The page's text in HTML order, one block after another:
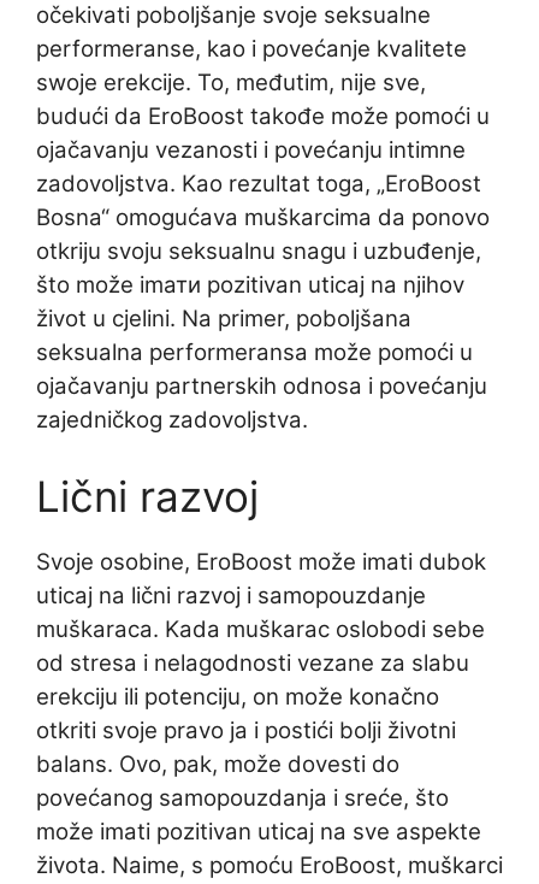
očekivati poboljšanje svoje seksualne
performeranse, kao i povećanje kvalitete
swoje erekcije. To, međutim, nije sve,
budući da EroBoost takođe može pomoći u
ojačavanju vezanosti i povećanju intimne
zadovoljstva. Kao rezultat toga, „EroBoost
Bosna“ omogućava muškarcima da ponovo
otkriju svoju seksualnu snagu i uzbuđenje,
što može imати pozitivan uticaj na njihov
život u cjelini. Na primer, poboljšana
seksualna performeransa može pomoći u
ojačavanju partnerskih odnosa i povećanju
zajedničkog zadovoljstva.
Lični razvoj
Svoje osobine, EroBoost može imati dubok
uticaj na lični razvoj i samopouzdanje
muškaraca. Kada muškarac oslobodi sebe
od stresa i nelagodnosti vezane za slabu
erekciju ili potenciju, on može konačno
otkriti svoje pravo ja i postići bolji životni
balans. Ovo, pak, može dovesti do
povećanog samopouzdanja i sreće, što
može imati pozitivan uticaj na sve aspekte
života. Naime, s pomoću EroBoost, muškarci